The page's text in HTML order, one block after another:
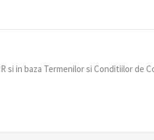
si in baza Termenilor si Conditiilor de